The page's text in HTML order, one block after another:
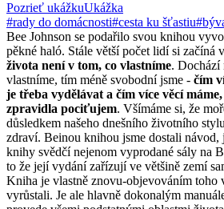
Pozrieť ukážkuUkážka
#rady do domácnosti#cesta ku šťastiu
Bee Johnson se podařilo svou knihou
pěkné haló. Stále větší počet lidí si začíná
života není v tom, co vlastníme. Dochází
vlastníme, tím méně svobodní jsme - čím
je třeba vydělávat a čím více věcí
zpravidla pociťujem. Všímáme si, že
důsledkem našeho dnešního životního
zdraví. Beinou knihou jsme dostali návod,
knihy svědčí nejenom vyprodané sály na
to že její vydání zařízují ve většině zemí
Kniha je vlastně znovu-objevováním toho
vyrůstali. Je ale hlavně dokonalým